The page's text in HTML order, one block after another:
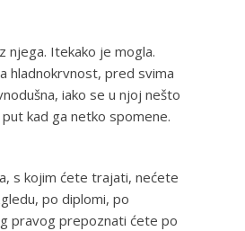
njega. Itekako je mogla.
hladnokrvnost, pred svima
iako se u njoj nešto
kad ga netko spomene.
s kojim ćete trajati, nećete
po diplomi, po
pravog prepoznati ćete po